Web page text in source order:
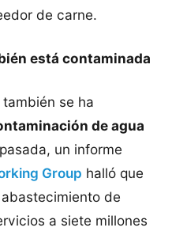
de carne.
está contaminada
se ha
de agua
un informe
Group halló que
de
a siete millones